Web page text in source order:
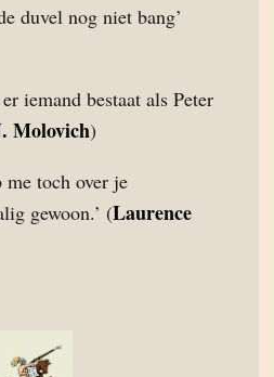
duvel nog niet bang’
iemand bestaat als Peter
Molovich)
me toch over je
gewoon.’ (Laurence